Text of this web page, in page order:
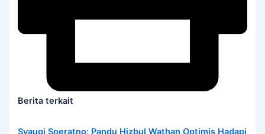
Berita terkait
Syauqi Soeratno: Pandu Hizbul Wathan Optimis Hadapi